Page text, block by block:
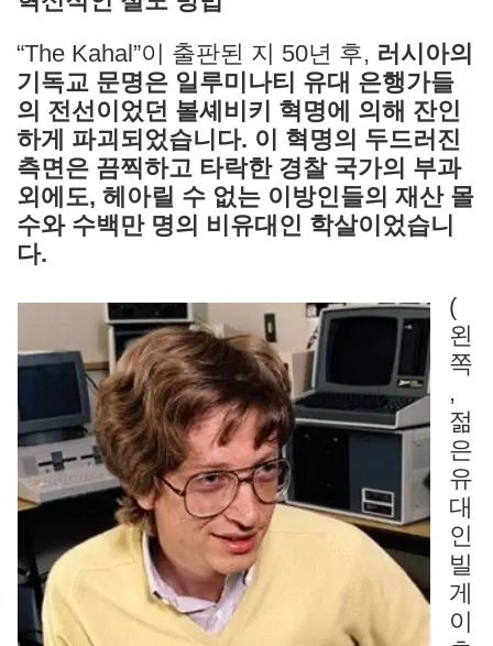
“The Kahal”이 출판된 지 50년 후, 러시아의
기독교 문명은 일루미나티 유대 은행가들
의 전선이었던 볼셰비키 혁명에 의해 잔인
하게 파괴되었습니다. 이 혁명의 두드러진
측면은 끔찍하고 타락한 경찰 국가의 부과
외에도, 헤아릴 수 없는 이방인들의 재산 몰
수와 수백만 명의 비유대인 학살이었습니
다.
(
왼
쪽
,
젊
은
유
대
인
빌
게
이